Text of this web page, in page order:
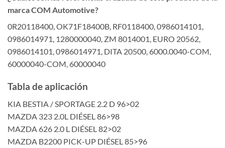
marca COM Automotive?
0R20118400, OK71F18400B, RF0118400, 0986014101,
0986014971, 1280000040, ZM 8014001, EURO 20562,
0986014101, 0986014971, DITA 20500, 6000.0040-COM,
60000040-COM, 60000040
Tabla de aplicación
KIA BESTIA / SPORTAGE 2.2 D 96>02
MAZDA 323 2.0L DIÉSEL 86>98
MAZDA 626 2.0 L DIÉSEL 82>02
MAZDA B2200 PICK-UP DIÉSEL 85>96